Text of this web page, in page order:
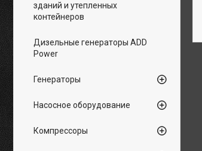
зданий и утепленных
контейнеров
Дизельные генераторы ADD
Power
Генераторы
Насосное оборудование
Компрессоры